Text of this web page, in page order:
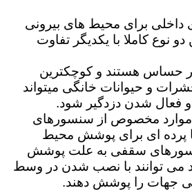
داخلی برای محیط های بیرونی
دو نوع کاملا با یکدیگر تفاوت
حساس هستند و کوچکترین
و حیوانات خانگی میتواند
فعال شدن دزدگیر شود.
موارد مخصوص از سنسورهای
و یا پرده ای برای پوشش محیط
سنسورهای سقفی به علت پوشش
می توانند با نصب شدن در وسط
جهات را پوشش دهند.